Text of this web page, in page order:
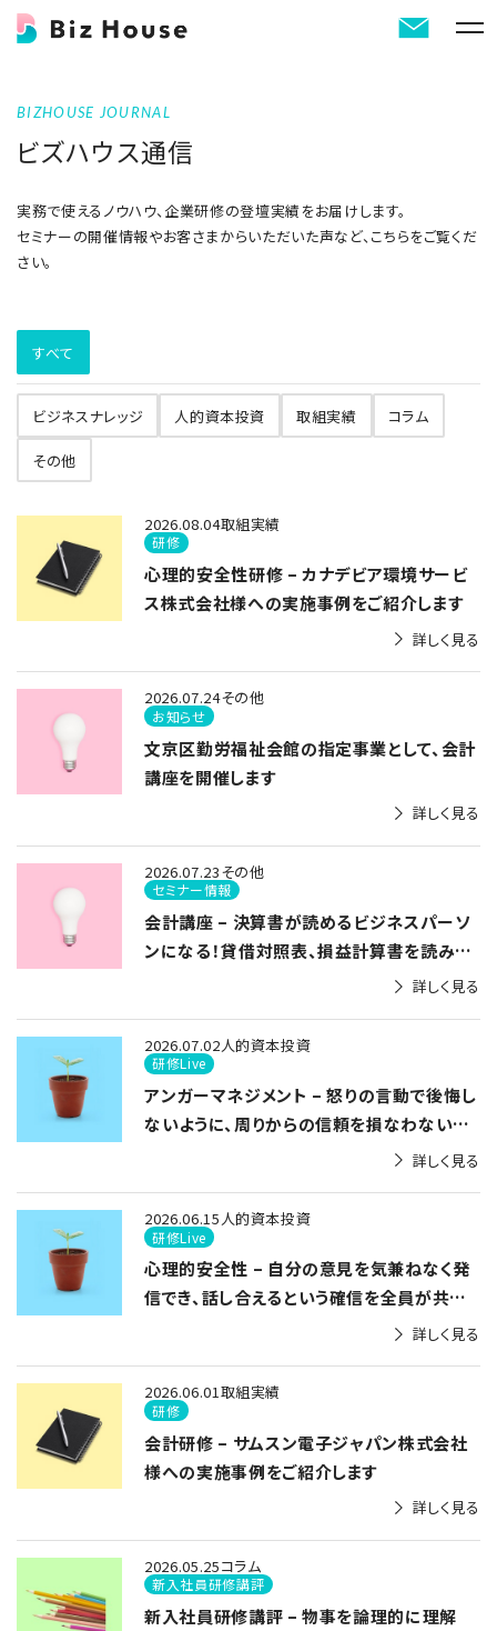
ビズハウス通信
BIZHOUSE JOURNAL
実務で使えるノウハウ、企業研修の登壇実績をお届けします。
セミナーの開催情報やお客さまからいただいた声など、こちらをご覧くだ
さい。
すべて
ビジネスナレッジ 人的資本投資 取組実績 コラム
その他
心理的安全性研修 – カナデビア環境サービ
ス株式会社様への実施事例をご紹介します
2026.08.04取組実績
研修
詳しく見る
文京区勤労福祉会館の指定事業として、会計
講座を開催します
2026.07.24その他
お知らせ
詳しく見る
会計講座 – 決算書が読めるビジネスパーソ
ンになる！貸借対照表、損益計算書を読み解
2026.07.23その他
セミナー情報
詳しく見る
アンガーマネジメント – 怒りの言動で後悔し
ないように、周りからの信頼を損なわないよ
うに、上手に感情をコントロールする
2026.07.02人的資本投資
研修Live
詳しく見る
心理的安全性 – 自分の意見を気兼ねなく発
信でき、話し合えるという確信を全員が共有
2026.06.15人的資本投資
研修Live
詳しく見る
会計研修 – サムスン電子ジャパン株式会社
様への実施事例をご紹介します
2026.06.01取組実績
研修
詳しく見る
新入社員研修講評 – 物事を論理的に理解
2026.05.25コラム
新入社員研修講評